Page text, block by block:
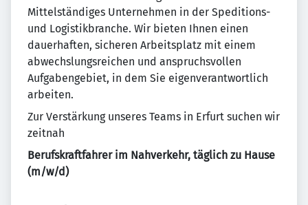
Mittelständiges Unternehmen in der Speditions-
und Logistikbranche. Wir bieten Ihnen einen
dauerhaften, sicheren Arbeitsplatz mit einem
abwechslungsreichen und anspruchsvollen
Aufgabengebiet, in dem Sie eigenverantwortlich
arbeiten.
Zur Verstärkung unseres Teams in Erfurt suchen wir
zeitnah
Berufskraftfahrer im Nahverkehr, täglich zu Hause
(m/w/d)